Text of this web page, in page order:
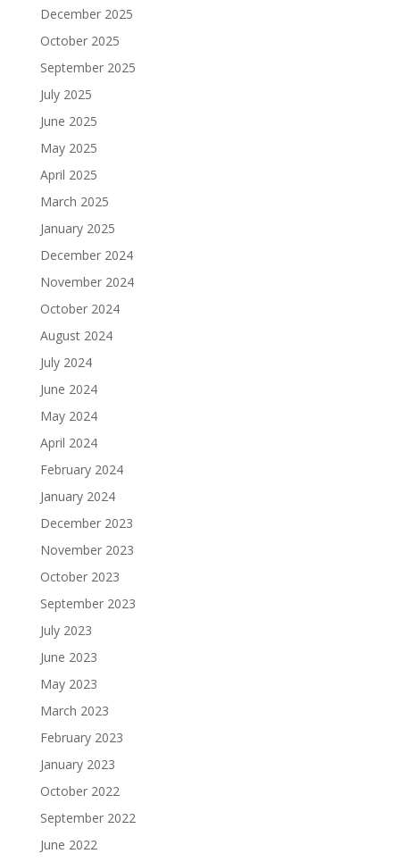
December 2025
October 2025
September 2025
July 2025
June 2025
May 2025
April 2025
March 2025
January 2025
December 2024
November 2024
October 2024
August 2024
July 2024
June 2024
May 2024
April 2024
February 2024
January 2024
December 2023
November 2023
October 2023
September 2023
July 2023
June 2023
May 2023
March 2023
February 2023
January 2023
October 2022
September 2022
June 2022